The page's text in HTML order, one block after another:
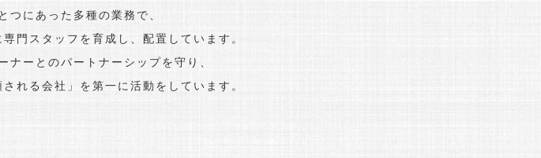
つにあった多種の業務で、
門スタッフを育成し、配置しています。
ナーとのパートナーシップを守り、
れる会社」を第一に活動をしています。